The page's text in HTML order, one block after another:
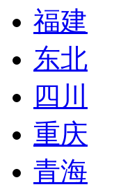
福建
东北
四川
重庆
青海